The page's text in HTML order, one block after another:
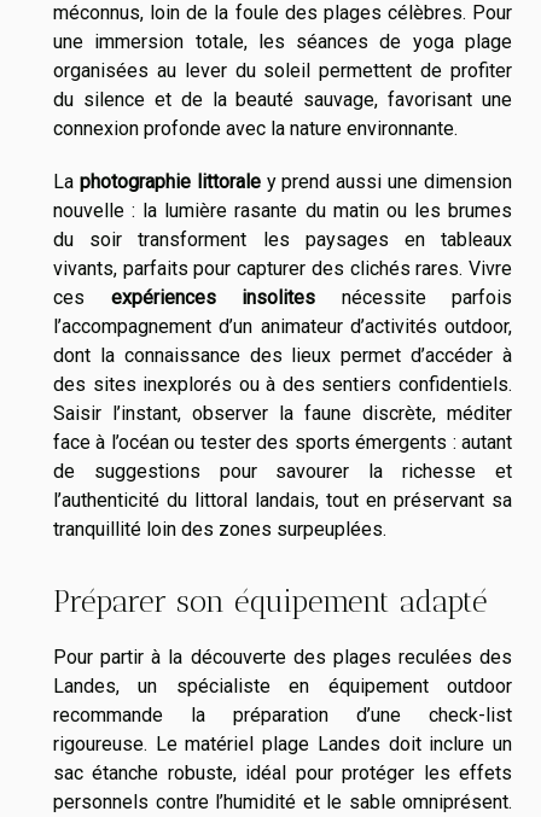
méconnus, loin de la foule des plages célèbres. Pour
une immersion totale, les séances de yoga plage
organisées au lever du soleil permettent de profiter
du silence et de la beauté sauvage, favorisant une
connexion profonde avec la nature environnante.
La photographie littoraley prend aussi une dimension
nouvelle : la lumière rasante du matin ou les brumes
du soir transforment les paysages en tableaux
vivants, parfaits pour capturer des clichés rares. Vivre
ces expériences insolites nécessite parfois
l’accompagnement d’un animateur d’activités outdoor,
dont la connaissance des lieux permet d’accéder à
des sites inexplorés ou à des sentiers confidentiels.
Saisir l’instant, observer la faune discrète, méditer
face à l’océan ou tester des sports émergents : autant
de suggestions pour savourer la richesse et
l’authenticité du littoral landais, tout en préservant sa
tranquillité loin des zones surpeuplées.
Préparer son équipement adapté
Pour partir à la découverte des plages reculées des
Landes, un spécialiste en équipement outdoor
recommande la préparation d’une check-list
rigoureuse. Le matériel plage Landes doit inclure un
sac étanche robuste, idéal pour protéger les effets
personnels contre l’humidité et le sable omniprésent.